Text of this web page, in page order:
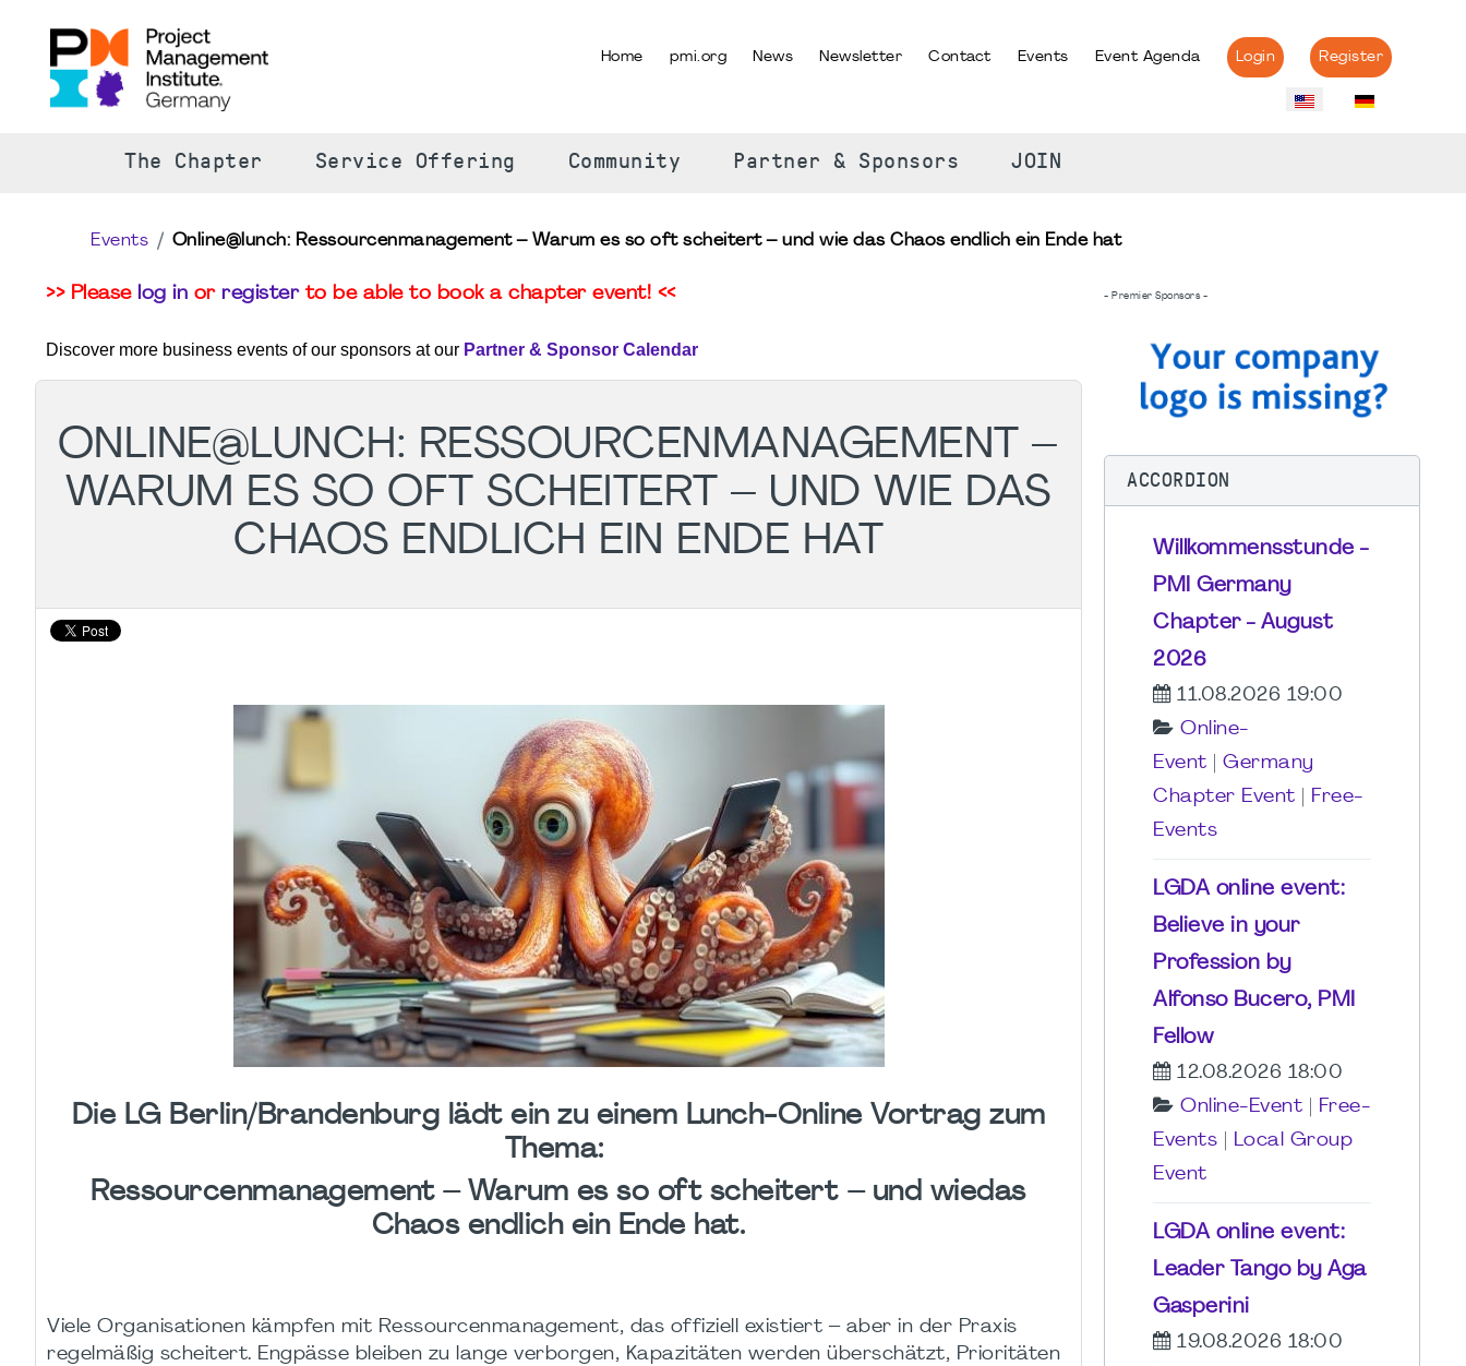
Home pmi.org News Newsletter Contact Events Event Agenda Login Register
The Chapter Service Offering Community Partner & Sponsors JOIN
Events Online@lunch: Ressourcenmanagement – Warum es so oft scheitert – und wie das Chaos endlich ein Ende hat
>> Please log in or registerto be able to book a chapter event! <<
Discover more business events of our sponsors at our Partner & Sponsor Calendar
ONLINE@LUNCH: RESSOURCENMANAGEMENT –
WARUM ES SO OFT SCHEITERT – UND WIE DAS
CHAOS ENDLICH EIN ENDE HAT
Die LG Berlin/Brandenburg lädt ein zu einem Lunch-Online Vortrag zum
Thema:
Ressourcenmanagement – Warum es so oft scheitert – und wiedas
Chaos endlich ein Ende hat.
Viele Organisationen kämpfen mit Ressourcenmanagement, das offiziell existiert – aber in der Praxis
regelmäßig scheitert. Engpässe bleiben zu lange verborgen, Kapazitäten werden überschätzt, Prioritäten
- Premier Sponsors -
ACCORDION
Willkommensstunde -
PMI Germany
Chapter - August
2026
11.08.2026 19:00
Online-
Event
Germany
Chapter Event
Free-
Events
LGDA online event:
Believe in your
Profession by
Alfonso Bucero, PMI
Fellow
12.08.2026 18:00
Online-Event
Free-
Events
Local Group
Event
LGDA online event:
Leader Tango by Aga
Gasperini
19.08.2026 18:00